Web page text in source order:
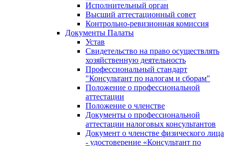
Исполнительный орган
Высший аттестационный совет
Контрольно-ревизионная комиссия
Документы Палаты
Устав
Свидетельство на право осуществлять
хозяйственную деятельность
Профессиональный стандарт
"Консультант по налогам и сборам"
Положение о профессиональной
аттестации
Положение о членстве
Документы о профессиональной
аттестации налоговых консультантов
Документ о членстве физического лица
- удостоверение «Консультант по